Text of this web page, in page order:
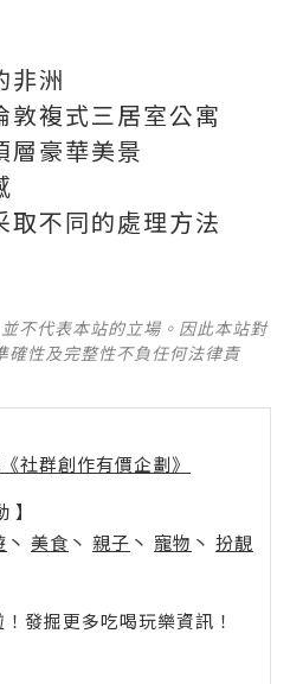
非洲
敦複式三居室公寓
層豪華美景
取不同的處理方法
不代表本站的立場。因此本站對
確性及完整性不負任何法律責
社群創作有價企劃》
】
丶 美食 丶 親子 丶 寵物 丶 扮靚
發掘更多吃喝玩樂資訊！